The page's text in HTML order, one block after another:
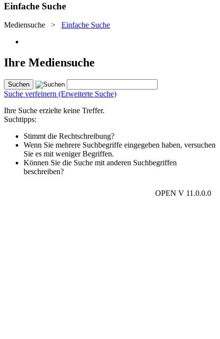
Einfache Suche
Mediensuche > Einfache Suche
Ihre Mediensuche
Suche verfeinern (Erweiterte Suche)
Ihre Suche erzielte keine Treffer.
Suchtipps:
Stimmt die Rechtschreibung?
Wenn Sie mehrere Suchbegriffe eingegeben haben, versuchen
Sie es mit weniger Begriffen.
Können Sie die Suche mit anderen Suchbegriffen
beschreiben?
OPEN V 11.0.0.0